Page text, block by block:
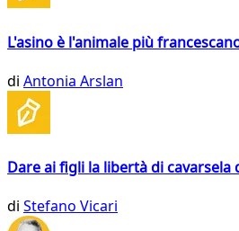
L'asino è l'animale più
di Antonia Arslan
Dare ai figli la libertà di cavarsela
di Stefano Vicari